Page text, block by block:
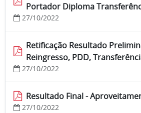
Portador Diploma
27/10/2022
Retificação Resultado
Reingresso, PDD,
27/10/2022
Resultado Final -
27/10/2022